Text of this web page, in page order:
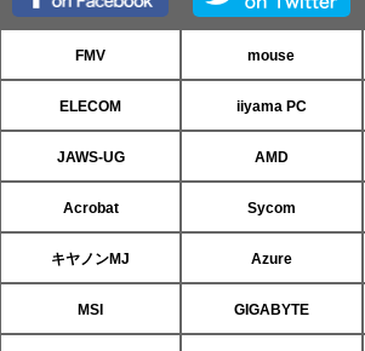
FMV mouse
ELECOM iiyama PC
JAWS-UG AMD
Acrobat Sycom
キヤノンMJ Azure
MSI GIGABYTE